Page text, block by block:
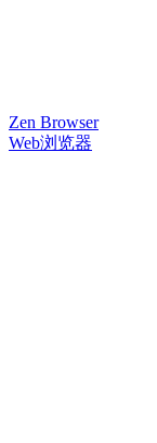
Zen Browser
Web浏览器